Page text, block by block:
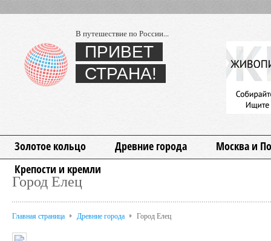
В путешествие по России...
ПРИВЕТ
СТРАНА!
Золотое кольцо Древние города
Москва и
Крепости и кремли
Город Елец
Главная страница Древние города Город Елец